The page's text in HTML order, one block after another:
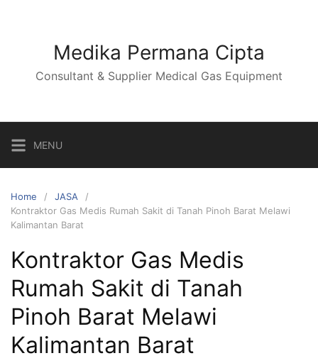
Medika Permana Cipta
Consultant & Supplier Medical Gas Equipment
MENU
Home
JASA
Kontraktor Gas Medis Rumah Sakit di Tanah Pinoh Barat Melawi
Kalimantan Barat
Kontraktor Gas Medis
Rumah Sakit di Tanah
Pinoh Barat Melawi
Kalimantan Barat